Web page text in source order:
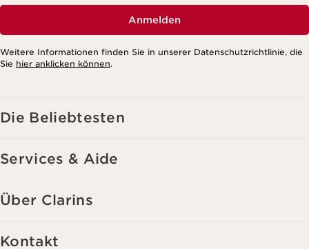
Anmelden
Weitere Informationen finden Sie in unserer Datenschutzrichtlinie, die
Sie hier anklicken können.
Die Beliebtesten
Services & Aide
Über Clarins
Kontakt